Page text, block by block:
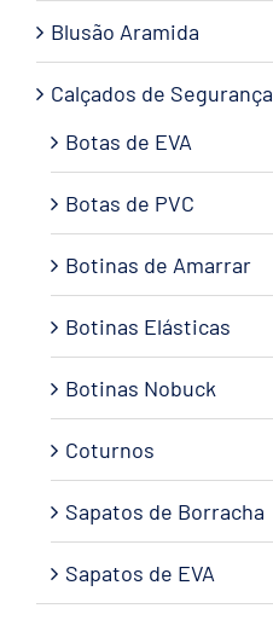
Blusão Aramida
Calçados de Segurança
Botas de EVA
Botas de PVC
Botinas de Amarrar
Botinas Elásticas
Botinas Nobuck
Coturnos
Sapatos de Borracha
Sapatos de EVA